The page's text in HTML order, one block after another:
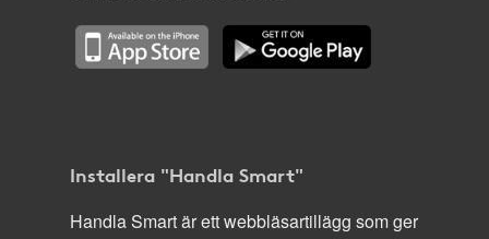
Installera "Handla Smart"
Handla Smart är ett webbläsartillägg som ger